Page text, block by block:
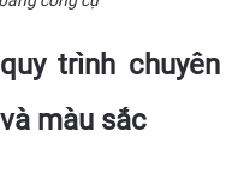
trình chuyên
màu sắc